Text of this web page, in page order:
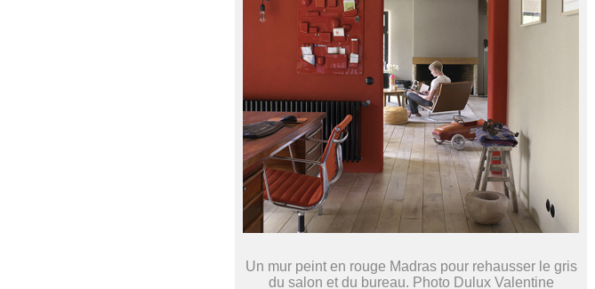
Un mur peint en rouge Madras pour rehausser le gris
du salon et du bureau. Photo Dulux Valentine